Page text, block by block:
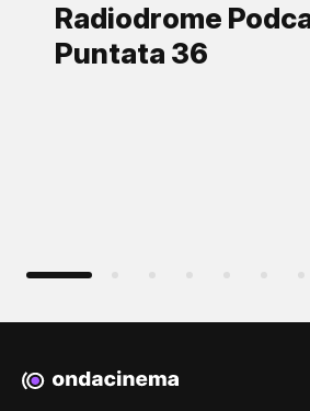
Radiodrome
Puntata 36